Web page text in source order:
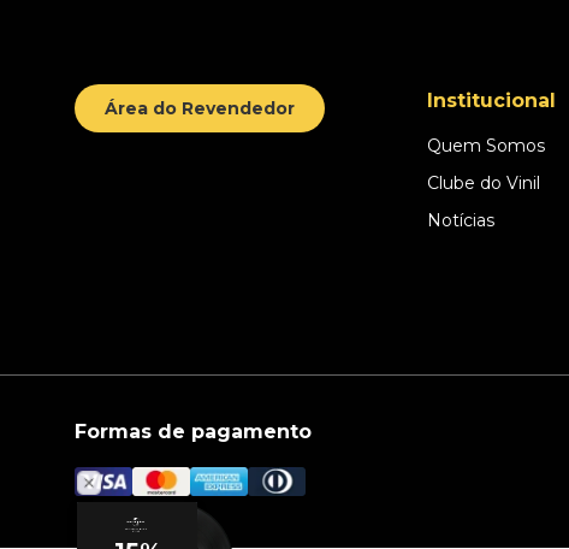
Área do Revendedor Institucional
Quem Somos
Clube do Vinil
Notícias
Formas de pagamento